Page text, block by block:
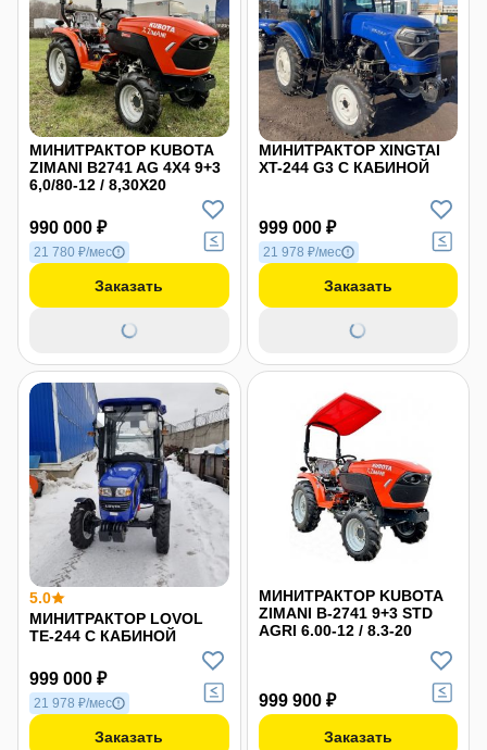
МИНИТРАКТОР KUBOTA
ZIMANI B2741 AG 4X4 9+3
6,0/80-12 / 8,30X20
990 000 ₽
21 780 ₽/мес
Заказать
МИНИТРАКТОР XINGTAI
XT-244 G3 С КАБИНОЙ
999 000 ₽
21 978 ₽/мес
Заказать
5.0
МИНИТРАКТОР LOVOL
TE-244 С КАБИНОЙ
999 000 ₽
21 978 ₽/мес
Заказать
МИНИТРАКТОР KUBOTA
ZIMANI B-2741 9+3 STD
AGRI 6.00-12 / 8.3-20
999 900 ₽
Заказать